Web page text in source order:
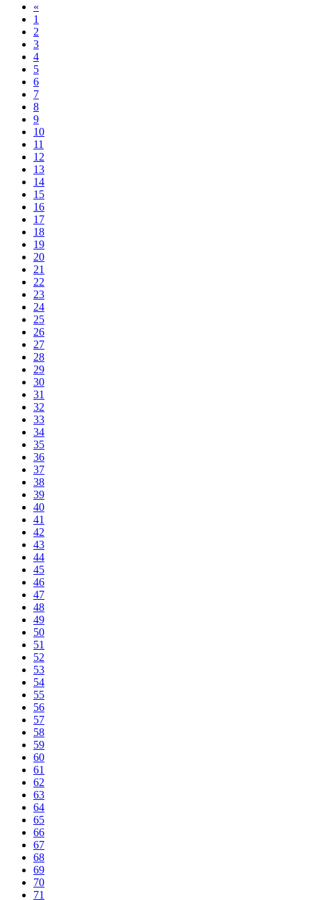
«
1
2
3
4
5
6
7
8
9
10
11
12
13
14
15
16
17
18
19
20
21
22
23
24
25
26
27
28
29
30
31
32
33
34
35
36
37
38
39
40
41
42
43
44
45
46
47
48
49
50
51
52
53
54
55
56
57
58
59
60
61
62
63
64
65
66
67
68
69
70
71